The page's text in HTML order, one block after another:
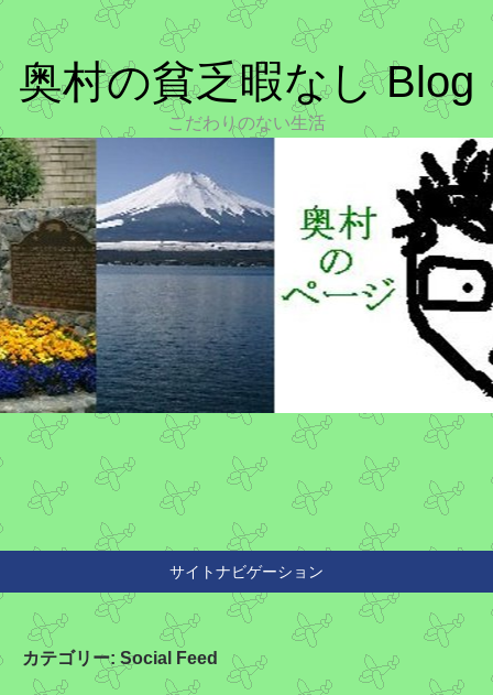
奥村の貧乏暇なし Blog
こだわりのない生活
サイトナビゲーション
カテゴリー: Social Feed